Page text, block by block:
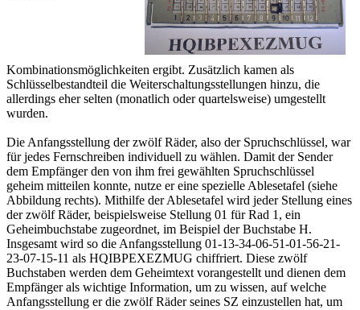
Kombinationsmöglichkeiten ergibt. Zusätzlich kamen als
Schlüsselbestandteil die Weiterschaltungsstellungen hinzu, die
allerdings eher selten (monatlich oder quartelsweise) umgestellt
wurden.
Die Anfangsstellung der zwölf Räder, also der Spruchschlüssel, war
für jedes Fernschreiben individuell zu wählen. Damit der Sender
dem Empfänger den von ihm frei gewählten Spruchschlüssel
geheim mitteilen konnte, nutze er eine spezielle Ablesetafel (siehe
Abbildung rechts). Mithilfe der Ablesetafel wird jeder Stellung eines
der zwölf Räder, beispielsweise Stellung 01 für Rad 1, ein
Geheimbuchstabe zugeordnet, im Beispiel der Buchstabe H.
Insgesamt wird so die Anfangsstellung 01-13-34-06-51-01-56-21-
23-07-15-11 als HQIBPEXEZMUG chiffriert. Diese zwölf
Buchstaben werden dem Geheimtext vorangestellt und dienen dem
Empfänger als wichtige Information, um zu wissen, auf welche
Anfangsstellung er die zwölf Räder seines SZ einzustellen hat, um